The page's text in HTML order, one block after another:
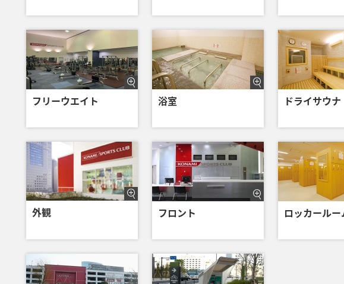
フリーウエイト 浴室 ドライサウナ
外観 フロント ロッカールー